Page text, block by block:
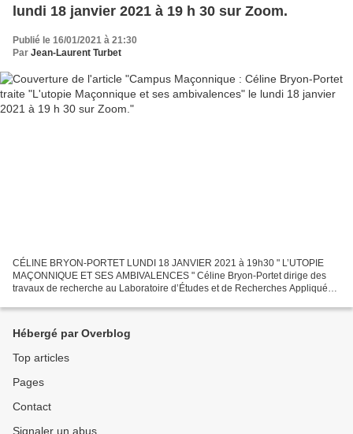
lundi 18 janvier 2021 à 19 h 30 sur Zoom.
Publié le 16/01/2021 à 21:30
Par Jean-Laurent Turbet
CÉLINE BRYON-PORTET LUNDI 18 JANVIER 2021 à 19h30 " L’UTOPIE
MAÇONNIQUE ET SES AMBIVALENCES " Céline Bryon-Portet dirige des
travaux de recherche au Laboratoire d’Études et de Recherches Appliquées
Hébergé par Overblog
Top articles
Pages
Contact
Signaler un abus